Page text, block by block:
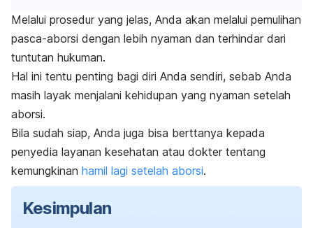
Melalui prosedur yang jelas, Anda akan melalui pemulihan
pasca-aborsi dengan lebih nyaman dan terhindar dari
tuntutan hukuman.
Hal ini tentu penting bagi diri Anda sendiri, sebab Anda
masih layak menjalani kehidupan yang nyaman setelah
aborsi.
Bila sudah siap, Anda juga bisa berttanya kepada
penyedia layanan kesehatan atau dokter tentang
kemungkinan hamil lagi setelah aborsi.
Kesimpulan